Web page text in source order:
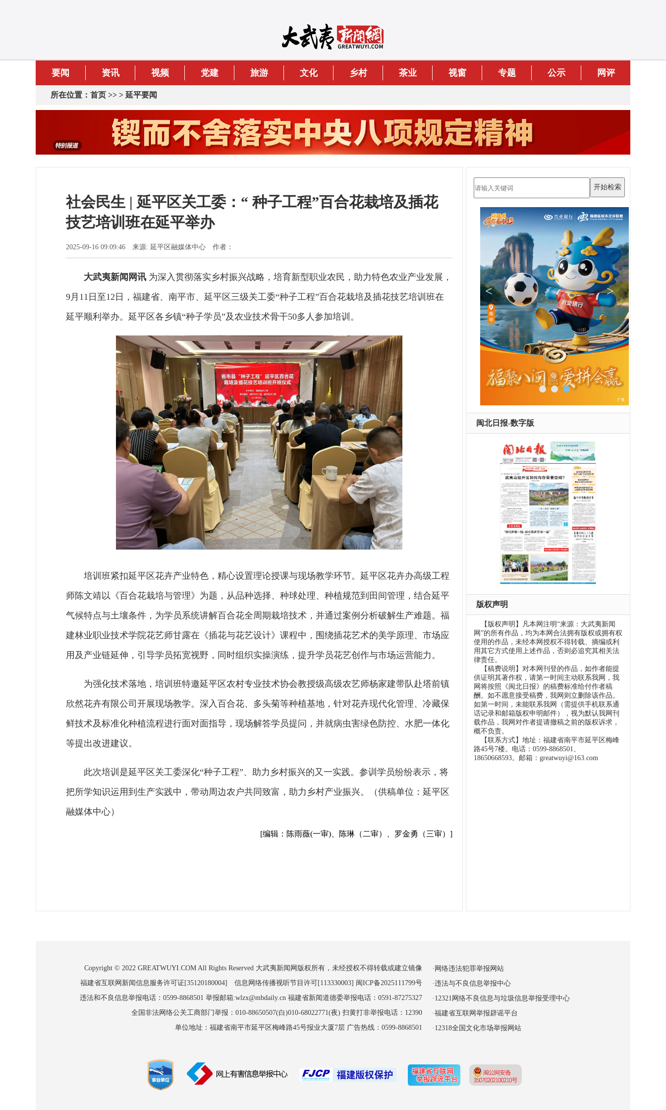
要闻 资讯 视频 党建 旅游 文化 乡村 茶业 视窗 专题 公示 网评
所在位置： 首页 >> > 延平要闻
社会民生 | 延平区关工委：“ 种子工程”百合花栽培及插花
技艺培训班在延平举办
2025-09-16 09:09:46 来源: 延平区融媒体中心 作者：
大武夷新闻网讯 为深入贯彻落实乡村振兴战略，培育新型职业农民，助力特色农业产业发展，
9月11日至12日，福建省、南平市、延平区三级关工委“种子工程”百合花栽培及插花技艺培训班在
延平顺利举办。延平区各乡镇“种子学员”及农业技术骨干50多人参加培训。
培训班紧扣延平区花卉产业特色，精心设置理论授课与现场教学环节。延平区花卉办高级工程
师陈文靖以《百合花栽培与管理》为题，从品种选择、种球处理、种植规范到田间管理，结合延平
气候特点与土壤条件，为学员系统讲解百合花全周期栽培技术，并通过案例分析破解生产难题。福
建林业职业技术学院花艺师甘露在《插花与花艺设计》课程中，围绕插花艺术的美学原理、市场应
用及产业链延伸，引导学员拓宽视野，同时组织实操演练，提升学员花艺创作与市场运营能力。
为强化技术落地，培训班特邀延平区农村专业技术协会教授级高级农艺师杨家建带队赴塔前镇
欣然花卉有限公司开展现场教学。深入百合花、多头菊等种植基地，针对花卉现代化管理、冷藏保
鲜技术及标准化种植流程进行面对面指导，现场解答学员提问，并就病虫害绿色防控、水肥一体化
等提出改进建议。
此次培训是延平区关工委深化“种子工程”、助力乡村振兴的又一实践。参训学员纷纷表示，将
把所学知识运用到生产实践中，带动周边农户共同致富，助力乡村产业振兴。（供稿单位：延平区
融媒体中心）
[编辑：陈雨薇(一审)、陈琳（二审）、罗金勇（三审）]
闽北日报-数字版
版权声明
【版权声明】凡本网注明“来源：大武夷新闻
网”的所有作品，均为本网合法拥有版权或拥有权
使用的作品，未经本网授权不得转载、摘编或利
用其它方式使用上述作品，否则必追究其相关法
律责任。
【稿费说明】对本网刊登的作品，如作者能提
供证明其著作权，请第一时间主动联系我网，我
网将按照《闽北日报》的稿费标准给付作者稿
酬。如不愿意接受稿费，我网则立删除该作品。
如第一时间，未能联系我网（需提供手机联系通
话记录和邮箱版权申明邮件），视为默认我网刊
载作品，我网对作者提请撤稿之前的版权诉求，
概不负责。
【联系方式】地址：福建省南平市延平区梅峰
路45号7楼。电话：0599-8868501、
18650668593。邮箱：greatwuyi@163.com
Copyright © 2022 GREATWUYI.COM All Rights Reserved 大武夷新闻网版权所有，未经授权不得转载或建立镜像
福建省互联网新闻信息服务许可证[35120180004] 信息网络传播视听节目许可[113330003] 闽ICP备2025111799号
违法和不良信息举报电话：0599-8868501 举报邮箱:wlzx@mbdaily.cn 福建省新闻道德委举报电话：0591-87275327
全国非法网络公关工商部门举报：010-88650507(白)010-68022771(夜) 扫黄打非举报电话：12390
单位地址：福建省南平市延平区梅峰路45号报业大厦7层 广告热线：0599-8868501
·网络违法犯罪举报网站
·违法与不良信息举报中心
·12321网络不良信息与垃圾信息举报受理中心
·福建省互联网举报辟谣平台
·12318全国文化市场举报网站